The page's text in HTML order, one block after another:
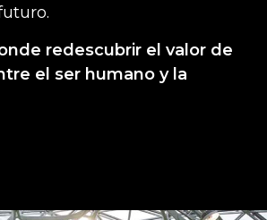
redescubrir el valor de
el ser humano y la